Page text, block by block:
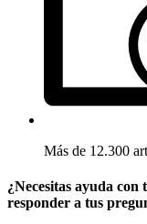
Más de 12.300
¿Necesitas ayuda con
responder a tus